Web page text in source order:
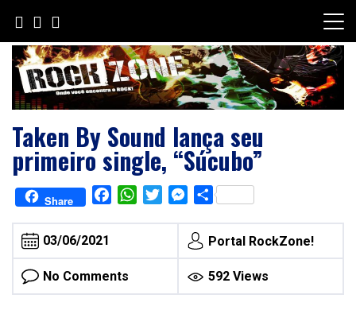
content
Taken By Sound lança seu
primeiro single, “Súcubo”
Share FacebookWhatsAppTwitterMessenger
Share
03/06/2021 Portal RockZone!
No Comments 592 Views